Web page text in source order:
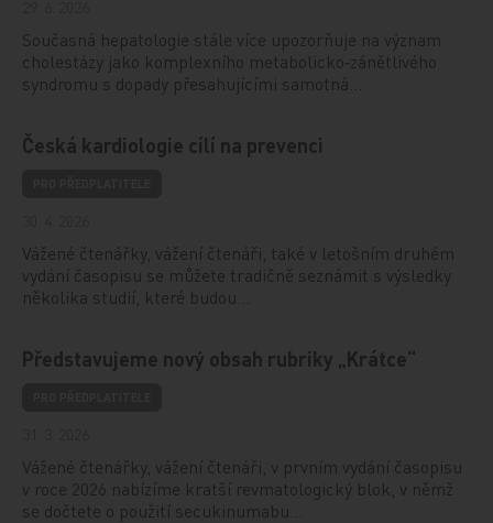
Současná hepatologie stále více upozorňuje na význam
cholestázy jako komplexního metabolicko‑zánětlivého
syndromu s dopady přesahujícími samotná…
Česká kardiologie cílí na prevenci
Vážené čtenářky, vážení čtenáři, také v letošním druhém
vydání časopisu se můžete tradičně seznámit s výsledky
několika studií, které budou…
Představujeme nový obsah rubriky „Krátce“
Vážené čtenářky, vážení čtenáři, v prvním vydání časopisu
v roce 2026 nabízíme kratší revmatologický blok, v němž
se dočtete o použití secukinumabu…